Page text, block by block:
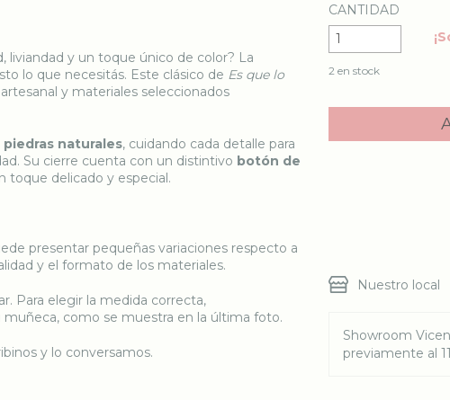
liviandad y un toque único de color? La
lo que necesitás. Este clásico de Es que lo
y materiales seleccionados
piedras naturales, cuidando cada detalle para
Su cierre cuenta con un distintivo botón de
toque delicado y especial.
presentar pequeñas variaciones respecto a
y el formato de los materiales.
Para elegir la medida correcta,
como se muestra en la última foto.
y lo conversamos.
CANTIDAD
2 en stock
Nuestro local
Showroom
previamente al